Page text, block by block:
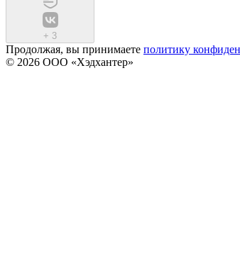
+ 3
Продолжая, вы принимаете политику
© 2026 ООО «Хэдхантер»